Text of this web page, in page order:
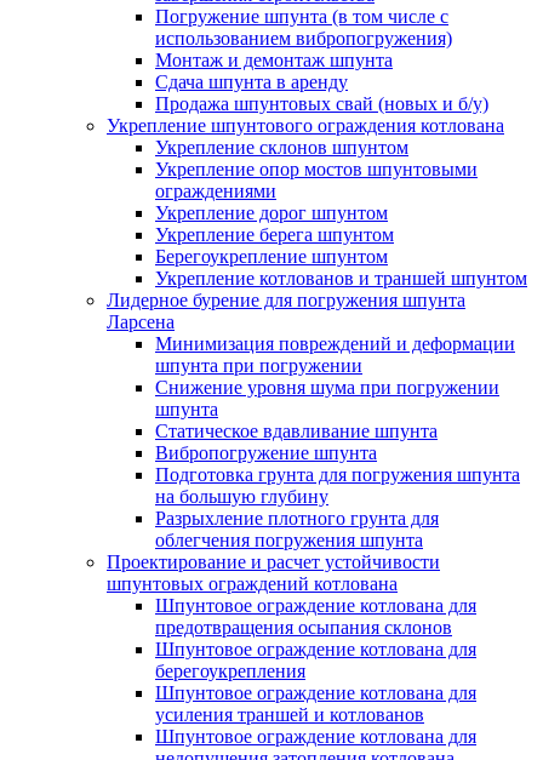
Погружение шпунта (в том числе с
использованием вибропогружения)
Монтаж и демонтаж шпунта
Сдача шпунта в аренду
Продажа шпунтовых свай (новых и б/у)
Укрепление шпунтового ограждения котлована
Укрепление склонов шпунтом
Укрепление опор мостов шпунтовыми
ограждениями
Укрепление дорог шпунтом
Укрепление берега шпунтом
Берегоукрепление шпунтом
Укрепление котлованов и траншей шпунтом
Лидерное бурение для погружения шпунта
Ларсена
Минимизация повреждений и деформации
шпунта при погружении
Снижение уровня шума при погружении
шпунта
Статическое вдавливание шпунта
Вибропогружение шпунта
Подготовка грунта для погружения шпунта
на большую глубину
Разрыхление плотного грунта для
облегчения погружения шпунта
Проектирование и расчет устойчивости
шпунтовых ограждений котлована
Шпунтовое ограждение котлована для
предотвращения осыпания склонов
Шпунтовое ограждение котлована для
берегоукрепления
Шпунтовое ограждение котлована для
усиления траншей и котлованов
Шпунтовое ограждение котлована для